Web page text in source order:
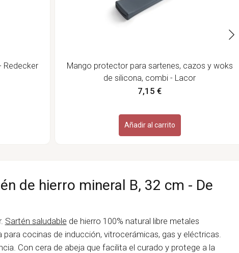
Redecker
Mango protector para sartenes, cazos y woks
de silicona, combi - Lacor
7,15 €
Añadir al carrito
de hierro mineral B, 32 cm - De
Sartén saludable de hierro 100% natural libre metales
cocinas de inducción, vitrocerámicas, gas y eléctricas.
Con cera de abeja que facilita el curado y protege a la